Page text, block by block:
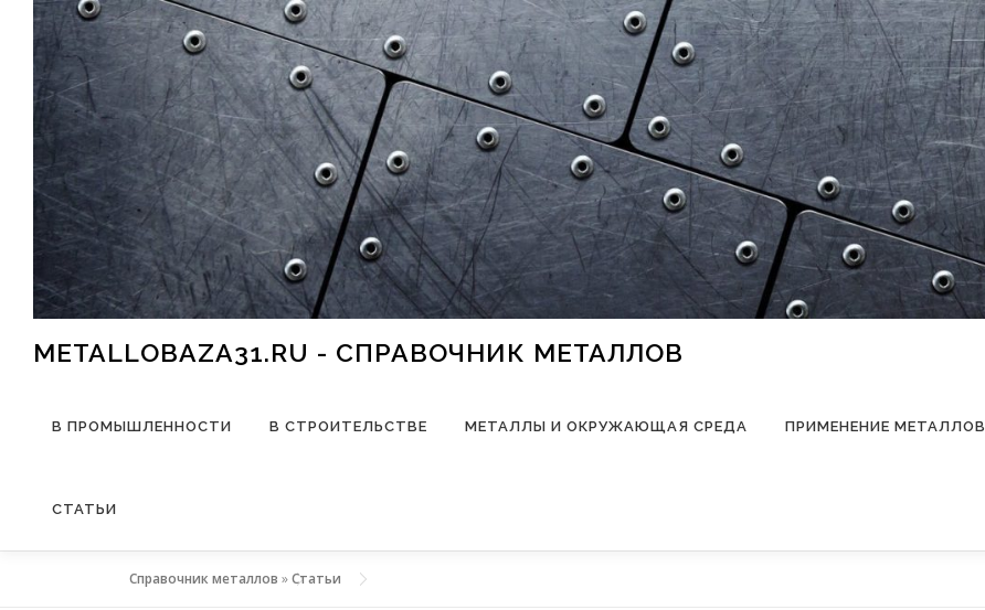
Перейти к содержимому
METALLOBAZA31.RU - СПРАВОЧНИК МЕТАЛЛОВ
В ПРОМЫШЛЕННОСТИ В СТРОИТЕЛЬСТВЕ МЕТАЛЛЫ И ОКРУЖАЮЩАЯ СРЕДА ПРИМЕНЕНИЕ МЕТАЛЛОВ
СТАТЬИ
Справочник металлов »Статьи